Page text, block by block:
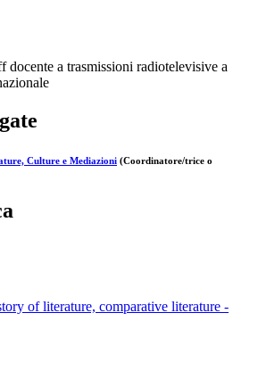
docente a trasmissioni radiotelevisive a
Culture e Mediazioni (Coordinatore/trice o
of literature, comparative literature -